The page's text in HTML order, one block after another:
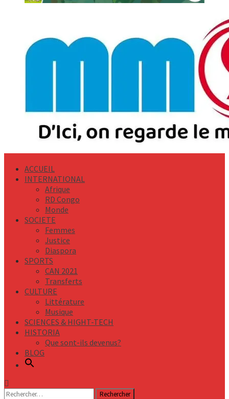
ACCUEIL
INTERNATIONAL
Afrique
RD Congo
Monde
SOCIETE
Femmes
Justice
Diaspora
SPORTS
CAN 2021
Transferts
CULTURE
Littérature
Musique
SCIENCES & HIGHT-TECH
HISTORIA
Que sont-ils devenus?
BLOG
Rechercher :